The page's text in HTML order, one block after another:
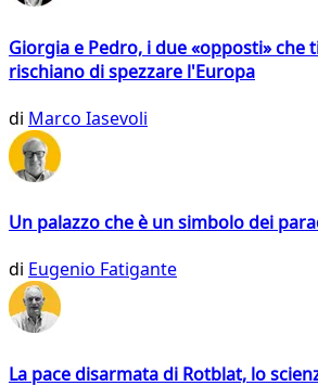
Giorgia e Pedro, i due «opposti» che
rischiano di spezzare l'Europa
di Marco Iasevoli
Un palazzo che è un simbolo dei
di Eugenio Fatigante
La pace disarmata di Rotblat, lo